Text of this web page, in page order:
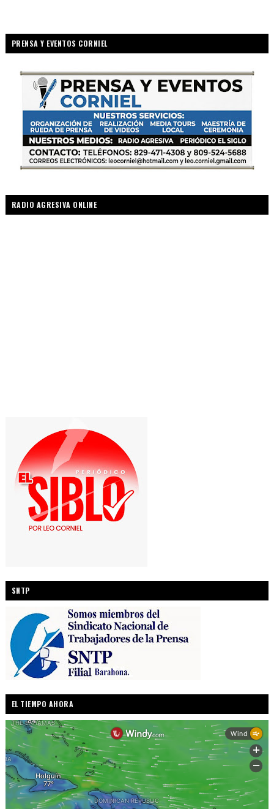
PRENSA Y EVENTOS CORNIEL
RADIO AGRESIVA ONLINE
SNTP
EL TIEMPO AHORA